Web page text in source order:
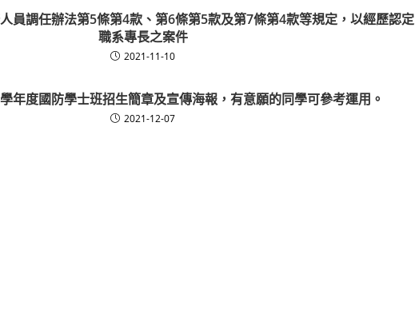
員調任辦法第5條第4款、第6條第5款及第7條第4款等規定，以經歷認定
職系專長之案件
2021-11-10
年度國防學士班招生簡章及宣傳海報，有意願的同學可參考運用。
2021-12-07